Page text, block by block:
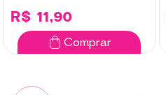
R$ 11,90
Comprar